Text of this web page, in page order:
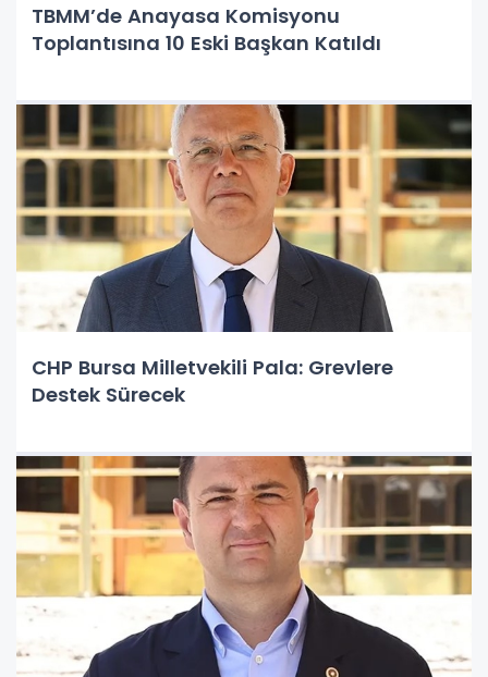
TBMM’de Anayasa Komisyonu
Toplantısına 10 Eski Başkan Katıldı
CHP Bursa Milletvekili Pala: Grevlere
Destek Sürecek